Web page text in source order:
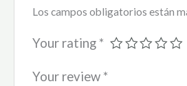
Los campos obligatorios están
Your rating *
Your review *